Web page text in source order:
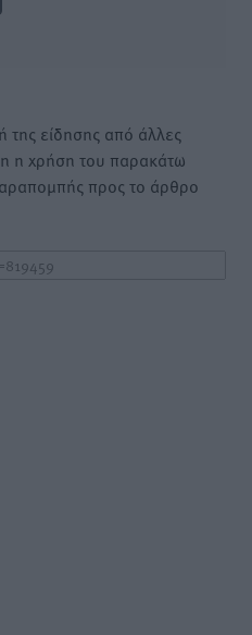
της είδησης από άλλες
η χρήση του παρακάτω
προς το άρθρο